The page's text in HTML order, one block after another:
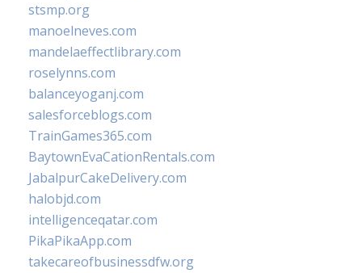
stsmp.org
manoelneves.com
mandelaeffectlibrary.com
roselynns.com
balanceyoganj.com
salesforceblogs.com
TrainGames365.com
BaytownEvaCationRentals.com
JabalpurCakeDelivery.com
halobjd.com
intelligenceqatar.com
PikaPikaApp.com
takecareofbusinessdfw.org